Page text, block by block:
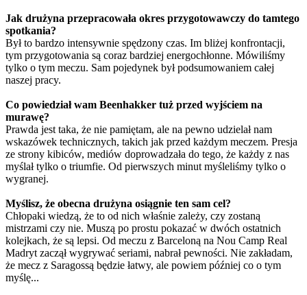
Jak drużyna przepracowała okres przygotowawczy do tamtego
spotkania?
Był to bardzo intensywnie spędzony czas. Im bliżej konfrontacji,
tym przygotowania są coraz bardziej energochłonne. Mówiliśmy
tylko o tym meczu. Sam pojedynek był podsumowaniem całej
naszej pracy.
Co powiedział wam Beenhakker tuż przed wyjściem na
murawę?
Prawda jest taka, że nie pamiętam, ale na pewno udzielał nam
wskazówek technicznych, takich jak przed każdym meczem. Presja
ze strony kibiców, mediów doprowadzała do tego, że każdy z nas
myślał tylko o triumfie. Od pierwszych minut myśleliśmy tylko o
wygranej.
Myślisz, że obecna drużyna osiągnie ten sam cel?
Chłopaki wiedzą, że to od nich właśnie zależy, czy zostaną
mistrzami czy nie. Muszą po prostu pokazać w dwóch ostatnich
kolejkach, że są lepsi. Od meczu z Barceloną na Nou Camp Real
Madryt zaczął wygrywać seriami, nabrał pewności. Nie zakładam,
że mecz z Saragossą będzie łatwy, ale powiem później co o tym
myślę...